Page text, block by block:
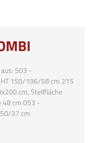
503 -
150/196/58 cm 215
cm, Stellfläche
48 cm 053 -
37 cm